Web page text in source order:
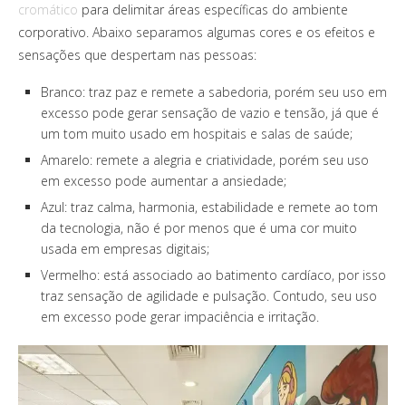
cromático para delimitar áreas específicas do ambiente
corporativo. Abaixo separamos algumas cores e os efeitos e
sensações que despertam nas pessoas:
Branco: traz paz e remete a sabedoria, porém seu uso em
excesso pode gerar sensação de vazio e tensão, já que é
um tom muito usado em hospitais e salas de saúde;
Amarelo: remete a alegria e criatividade, porém seu uso
em excesso pode aumentar a ansiedade;
Azul: traz calma, harmonia, estabilidade e remete ao tom
da tecnologia, não é por menos que é uma cor muito
usada em empresas digitais;
Vermelho: está associado ao batimento cardíaco, por isso
traz sensação de agilidade e pulsação. Contudo, seu uso
em excesso pode gerar impaciência e irritação.